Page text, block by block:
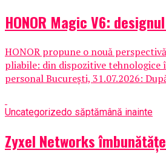
HONOR Magic V6:
HONOR propune o nouă
pliabile: din dispozitive tehnologice
personal București, 31.07.2026:
Uncategorizedo săptămână inainte
Zyxel Networks